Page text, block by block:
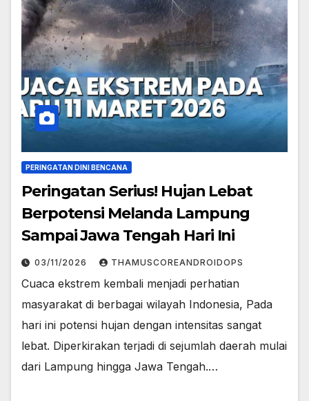
PERINGATAN DINI BENCANA
Peringatan Serius! Hujan Lebat
Berpotensi Melanda Lampung
Sampai Jawa Tengah Hari Ini
03/11/2026 THAMUSCOREANDROIDOPS
Cuaca ekstrem kembali menjadi perhatian
masyarakat di berbagai wilayah Indonesia, Pada
hari ini potensi hujan dengan intensitas sangat
lebat. Diperkirakan terjadi di sejumlah daerah mulai
dari Lampung hingga Jawa Tengah.…